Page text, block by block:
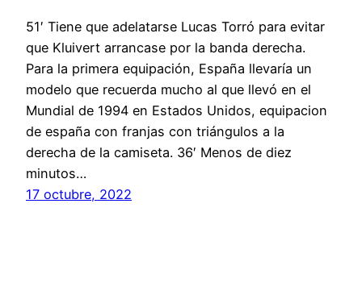
51′ Tiene que adelatarse Lucas Torró para evitar
que Kluivert arrancase por la banda derecha.
Para la primera equipación, España llevaría un
modelo que recuerda mucho al que llevó en el
Mundial de 1994 en Estados Unidos, equipacion
de españa con franjas con triángulos a la
derecha de la camiseta. 36′ Menos de diez
minutos…
17 octubre, 2022